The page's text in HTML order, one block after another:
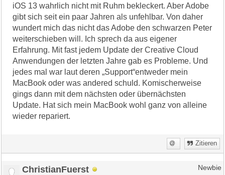
iOS 13 wahrlich nicht mit Ruhm bekleckert. Aber Adobe
gibt sich seit ein paar Jahren als unfehlbar. Von daher
wundert mich das nicht das Adobe den schwarzen Peter
weiterschieben will. Ich sprech da aus eigener
Erfahrung. Mit fast jedem Update der Creative Cloud
Anwendungen der letzten Jahre gab es Probleme. Und
jedes mal war laut deren „Support“entweder mein
MacBook oder was andered schuld. Komischerweise
gings dann mit dem nächsten oder übernächsten
Update. Hat sich mein MacBook wohl ganz von alleine
wieder repariert.
Zitieren
ChristianFuerst Newbie